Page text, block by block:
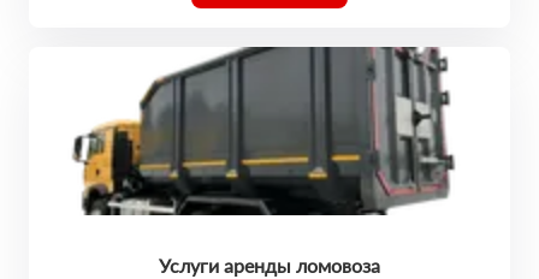
Услуги аренды ломовоза